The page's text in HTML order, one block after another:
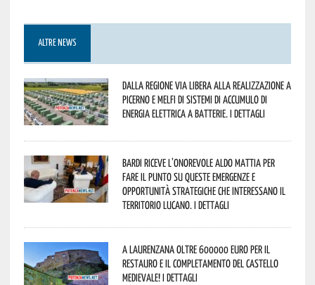
ALTRE NEWS
Dalla Regione via libera alla realizzazione a
Picerno e Melfi di sistemi di accumulo di
energia elettrica a batterie. I dettagli
Bardi riceve l’onorevole Aldo Mattia per
fare il punto su queste emergenze e
opportunità strategiche che interessano il
territorio lucano. I dettagli
A Laurenzana oltre 600000 euro per il
restauro e il completamento del Castello
Medievale! I dettagli